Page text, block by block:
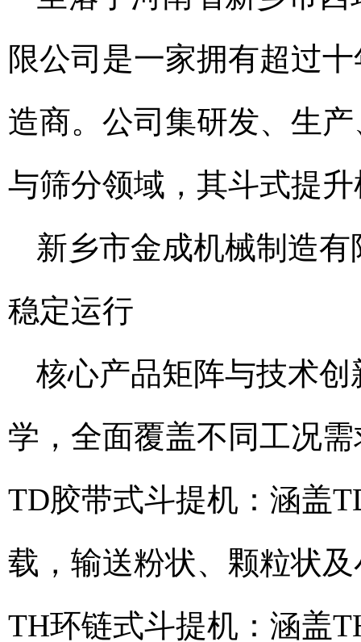
限公司是一家拥有超过
造商。公司集研发、生
与筛分领域，其斗式提
新乡市金成机械制造
稳定运行
核心产品矩阵与技术
学，全面覆盖不同工况
TD胶带式斗提机：涵盖
载，输送粉状、颗粒状
TH环链式斗提机：涵盖